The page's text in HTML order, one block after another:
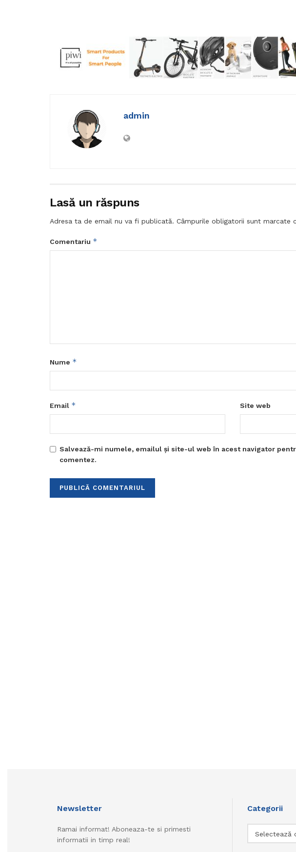
admin
Lasă un răspuns
Adresa ta de email nu va fi publicată. Câmpurile obligatorii sunt marcate
Comentariu *
Nume *
Email * Site web
Salvează-mi numele, emailul și site-ul web în acest navigator
comentez.
Newsletter
Ramai informat! Aboneaza-te si primesti
informatii in timp real!
Categorii
Selectează